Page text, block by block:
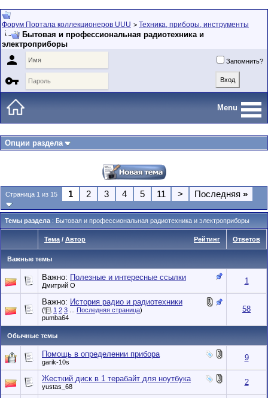
Форум Портала коллекционеров UUU > Техника, приборы, инструменты
Бытовая и профессиональная радиотехника и
электроприборы
 Запомнить?

Menu
Опции раздела
Страница 1 из 15 1 2 3 4 5 11 > Последняя »
Темы раздела : Бытовая и профессиональная радиотехника и электроприборы
Рейтинг
Тема / Автор Ответов
Важные темы
Важно: Полезные и интересные ссылки
Дмитрий О 1
Важно: История радио и радиотехники
( 1 2 3 Последняя страница)
pumba64
58
Обычные темы
Помощь в определении прибора
garik-10s 9
Жесткий диск в 1 терабайт для ноутбука
yustas_68 2